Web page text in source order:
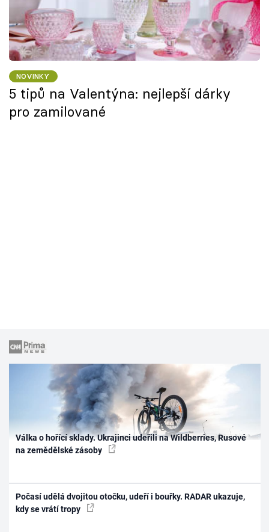
NOVINKY
5 tipů na Valentýna: nejlepší dárky
pro zamilované
Válka o hořící sklady. Ukrajinci udeřili na Wildberries, Rusové
na zemědělské zásoby
Počasí udělá dvojitou otočku, udeří i bouřky. RADAR ukazuje,
kdy se vrátí tropy